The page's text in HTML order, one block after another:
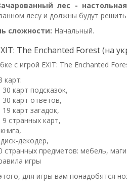
лес -
лесу и должны будут
сложности: Начальный.
The Enchanted Forest (на
с игрой EXIT: The Enchanted
карт:
30 карт подсказок,
30 карт ответов,
19 карт загадок,
9 странных карт,
декодер,
странных предметов: мебель,
игры
для игры вам понадобятся